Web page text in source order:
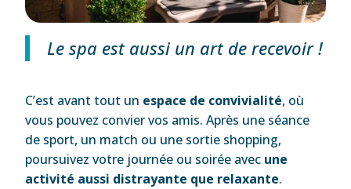
Le spa est aussi un art de recevoir !
C’est avant tout un espace de convivialité, où
vous pouvez convier vos amis. Après une séance
de sport, un match ou une sortie shopping,
poursuivez votre journée ou soirée avec une
activité aussi distrayante que relaxante.